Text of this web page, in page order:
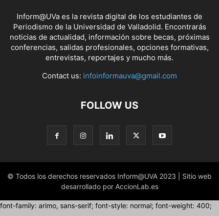
Inform@UVa es la revista digital de los estudiantes de
Periodismo de la Universidad de Valladolid. Encontrarás
noticias de actualidad, información sobre becas, próximas
conferencias, salidas profesionales, opciones formativas,
entrevistas, reportajes y mucho más.
Contact us: infoinformauva@gmail.com
FOLLOW US
© Todos los derechos reservados Inform@UVA 2023 | Sitio web
desarrollado por AccionLab.es
font-family: arimo, sans-serif; font-style: normal; font-weight: 400;